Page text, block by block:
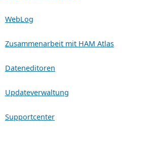
WebLog
Zusammenarbeit mit HAM Atlas
Dateneditoren
Updateverwaltung
Supportcenter